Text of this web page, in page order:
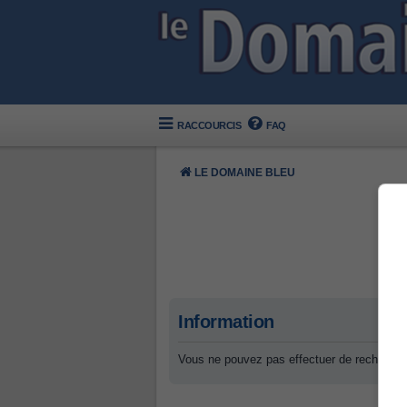
RACCOURCIS FAQ
LE DOMAINE BLEU
Information
Vous ne pouvez pas effectuer de